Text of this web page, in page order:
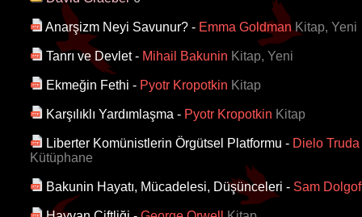
Anarşizm Neyi Savunur? - Emma GoldmanKitap, Yeni
Tanrı ve Devlet - Mihail Bakunin Kitap, Yeni
Ekmeğin Fethi - Pyotr Kropotkin Kitap
Karşılıklı Yardımlaşma - Pyotr Kropotkin Kitap
Liberter Komünistlerin Örgütsel Platformu - Dielo
Kütüphane
Bakunin Hayatı, Mücadelesi, Düşünceleri - Sam